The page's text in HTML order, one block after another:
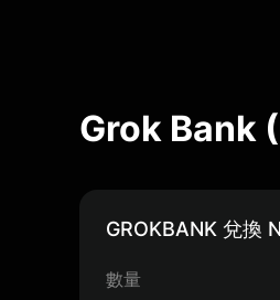
Grok Bank
GROKBANK 兌換
數量